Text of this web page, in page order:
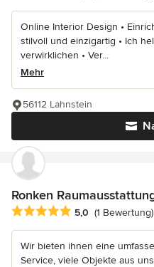
Online Interior Design •
stilvoll und einzigartig • Ich
verwirklichen • Ver...
Mehr
56112 Lahnstein
Ronken
Durchschnittliche
5,0 (1 Bewertung)
Wir bieten ihnen eine
Service, viele Objekte aus